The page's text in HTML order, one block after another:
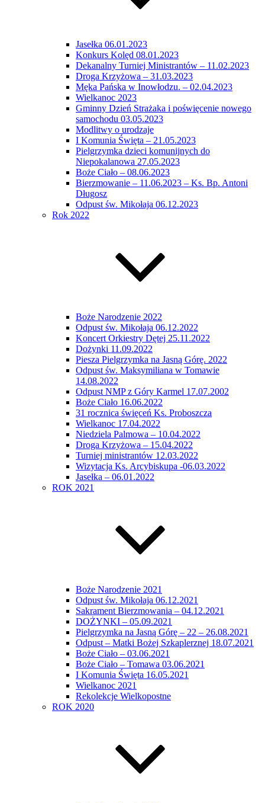
Jasełka 06.01.2023
Konkurs Kolęd 08.01.2023
Dekanalny Turniej Ministrantów – 11.02.2023
Droga Krzyżowa – 31.03.2023
Męka Pańska w Inowłodzu. – 02.04.2023
Wielkanoc 2023
Gminny Dzień Strażaka i poświęcenie nowego
samochodu 03.05.2023
Modlitwy o urodzaje
I Komunia Święta – 21.05.2023
Pielgrzymka dzieci komunijnych do
Niepokalanowa 27.05.2023
Boże Ciało – 08.06.2023
Bierzmowanie – 11.06.2023 – Ks. Bp. Antoni
Długosz
Odpust św. Mikołaja 06.12.2023
Rok 2022
Boże Narodzenie 2022
Odpust św. Mikołaja 06.12.2022
Koncert Orkiestry Dętej 25.11.2022
Dożynki 11.09.2022
Piesza Pielgrzymka na Jasną Górę. 2022
Odpust św. Maksymiliana w Tomawie
14.08.2022
Odpust NMP z Góry Karmel 17.07.2002
Boże Ciało 16.06.2022
31 rocznica święceń Ks. Proboszcza
Wielkanoc 17.04.2022
Niedziela Palmowa – 10.04.2022
Droga Krzyżowa – 15.04.2022
Turniej ministrantów 12.03.2022
Wizytacja Ks. Arcybiskupa -06.03.2022
Jasełka – 06.01.2022
ROK 2021
Boże Narodzenie 2021
Odpust św. Mikołaja 06.12.2021
Sakrament Bierzmowania – 04.12.2021
DOŻYNKI – 05.09.2021
Pielgrzymka na Jasną Górę – 22 – 26.08.2021
Odpust – Matki Bożej Szkaplerznej 18.07.2021
Boże Ciało – 03.06.2021
Boże Ciało – Tomawa 03.06.2021
I Komunia Święta 16.05.2021
Wielkanoc 2021
Rekolekcje Wielkopostne
ROK 2020